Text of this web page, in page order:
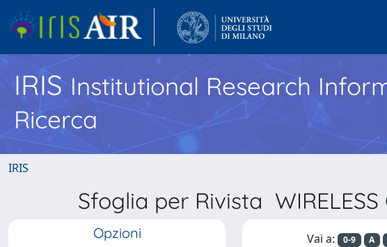
IRISInstitutional Research
Ricerca
IRIS
Sfoglia per Rivista WIRELESS
Opzioni Vai a: 0-9 A